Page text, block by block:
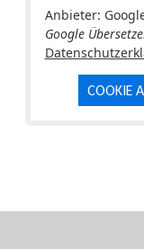
Anbieter:
Google
COOKIE